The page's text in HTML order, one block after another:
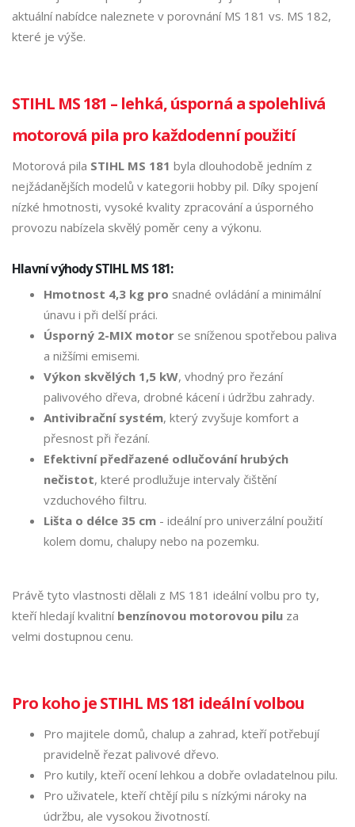
aktuální nabídce naleznete v porovnání MS 181 vs. MS 182,
které je výše.
STIHL MS 181 – lehká, úsporná a spolehlivá
motorová pila pro každodenní použití
Motorová pila STIHL MS 181 byla dlouhodobě jedním z
nejžádanějších modelů v kategorii hobby pil. Díky spojení
nízké hmotnosti, vysoké kvality zpracování a úsporného
provozu nabízela skvělý poměr ceny a výkonu.
Hlavní výhody STIHL MS 181:
Hmotnost 4,3 kg pro snadné ovládání a minimální
únavu i při delší práci.
Úsporný 2-MIX motor se sníženou spotřebou paliva
a nižšími emisemi.
Výkon skvělých 1,5 kW, vhodný pro řezání
palivového dřeva, drobné kácení i údržbu zahrady.
Antivibrační systém, který zvyšuje komfort a
přesnost při řezání.
Efektivní předřazené odlučování hrubých
nečistot, které prodlužuje intervaly čištění
vzduchového filtru.
Lišta o délce 35 cm - ideální pro univerzální použití
kolem domu, chalupy nebo na pozemku.
Právě tyto vlastnosti dělali z MS 181 ideální volbu pro ty,
kteří hledají kvalitní benzínovou motorovou pilu za
velmi dostupnou cenu.
Pro koho je STIHL MS 181 ideální volbou
Pro majitele domů, chalup a zahrad, kteří potřebují
pravidelně řezat palivové dřevo.
Pro kutily, kteří ocení lehkou a dobře ovladatelnou pilu.
Pro uživatele, kteří chtějí pilu s nízkými nároky na
údržbu, ale vysokou životností.